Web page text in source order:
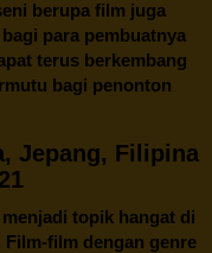
berupa film juga
para pembuatnya
terus berkembang
bagi penonton
Jepang, Filipina
topik hangat di
Film-film dengan genre